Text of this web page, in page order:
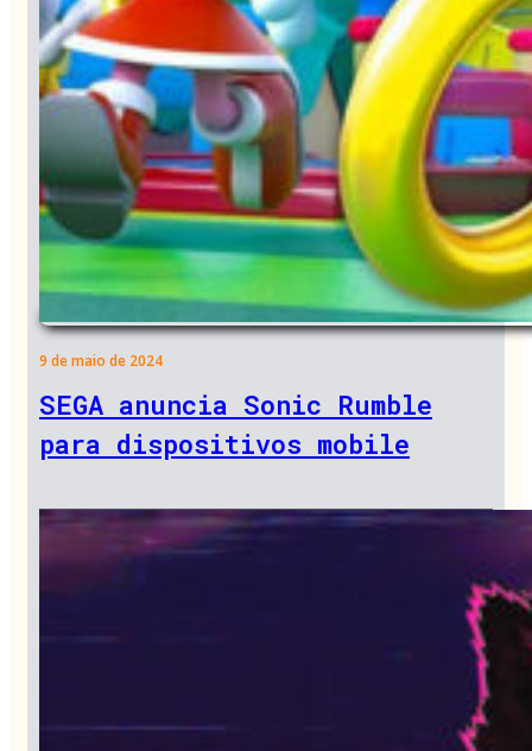
9 de maio de 2024
SEGA anuncia Sonic Rumble
para dispositivos mobile